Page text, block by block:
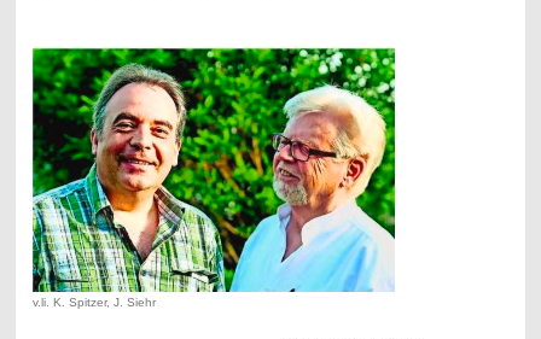
v.li. K. Spitzer, J. Siehr